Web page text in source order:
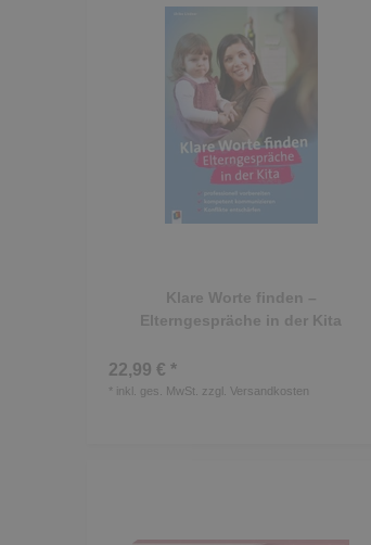
Klare Worte finden –
Elterngespräche in der Kita
22,99 € *
* inkl. ges. MwSt. zzgl. Versandkosten